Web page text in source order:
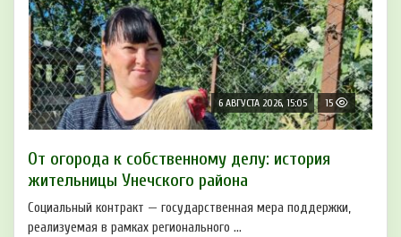
6 АВГУСТА 2026, 15:05 15
От огорода к собственному делу: история
жительницы Унечского района
Социальный контракт — государственная мера поддержки,
реализуемая в рамках регионального ...